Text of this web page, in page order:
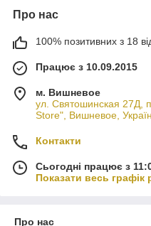
Про нас
100% позитивних з 18
Працює з 10.09.2015
м. Вишневое
ул. Святошинская 27Д,
Store", Вишневое,
Контакти
Сьогодні працює з
Показати весь графік
Про нас